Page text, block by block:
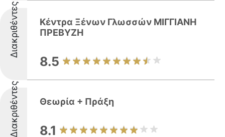
Διακριθέντες
Κέντρα Ξένων Γλωσσών ΜΙΓΓΙΑΝΗ
ΠΡΕΒΥΖΗ
8.5
Διακριθέντες Θεωρία + Πράξη
8.1